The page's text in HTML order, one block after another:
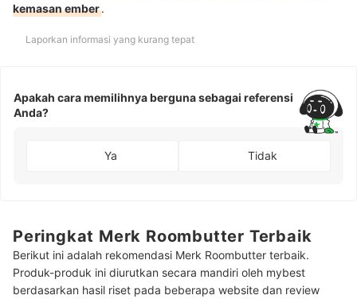
kemasan ember.
Laporkan informasi yang kurang tepat
Apakah cara memilihnya berguna sebagai referensi
Anda?
Ya Tidak
Peringkat Merk Roombutter Terbaik
Berikut ini adalah rekomendasi Merk Roombutter terbaik.
Produk-produk ini diurutkan secara mandiri oleh mybest
berdasarkan hasil riset pada beberapa website dan review